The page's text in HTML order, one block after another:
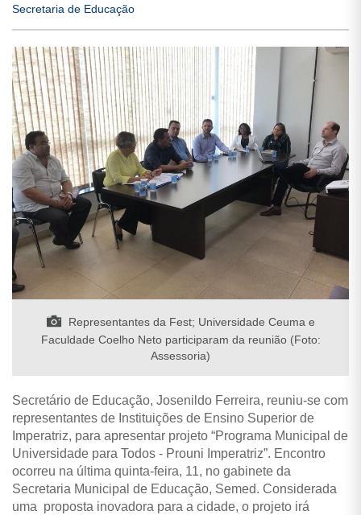
Secretaria de Educação
Representantes da Fest; Universidade Ceuma e
Faculdade Coelho Neto participaram da reunião (Foto:
Assessoria)
Secretário de Educação, Josenildo Ferreira, reuniu-se com
representantes de Instituições de Ensino Superior de
Imperatriz, para apresentar projeto “Programa Municipal de
Universidade para Todos - Prouni Imperatriz”. Encontro
ocorreu na última quinta-feira, 11, no gabinete da
Secretaria Municipal de Educação, Semed. Considerada
uma proposta inovadora para a cidade, o projeto irá